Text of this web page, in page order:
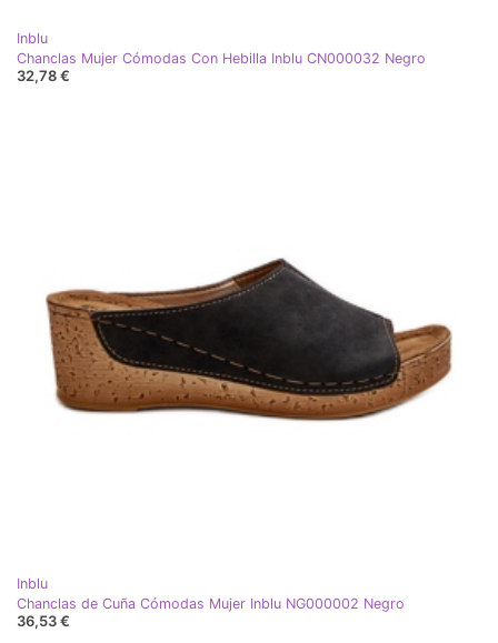
Inblu
Chanclas Mujer Cómodas Con Hebilla Inblu CN000032 Negro
32,78 €
Inblu
Chanclas de Cuña Cómodas Mujer Inblu NG000002 Negro
36,53 €